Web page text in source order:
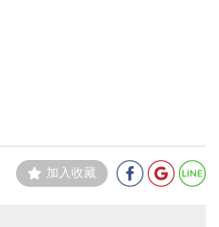
加入收藏